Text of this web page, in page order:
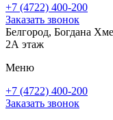
+7 (4722) 400-200
Заказать звонок
Белгород, Богдана
2А этаж
Меню
+7 (4722) 400-200
Заказать звонок